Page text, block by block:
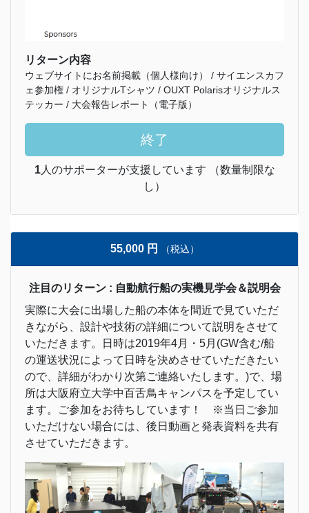
リターン内容
ウェブサイトにお名前掲載（個人様向け） / サイエンスカフ
ェ参加権 / オリジナルTシャツ / OUXT Polarisオリジナルス
テッカー / 大会報告レポート（電子版）
終了
1人のサポーターが支援しています （数量制限な
し）
55,000 円 （税込）
注目のリターン : 自動航行船の実機見学会＆説明会
実際に大会に出場した船の本体を間近で見ていただ
きながら、設計や技術の詳細について説明をさせて
いただきます。日時は2019年4月・5月(GW含む/船
の運送状況によって日時を決めさせていただきたい
ので、詳細がわかり次第ご連絡いたします。)で、場
所は大阪府立大学中百舌鳥キャンパスを予定してい
ます。ご参加をお待ちしています！ ※当日ご参加
いただけない場合には、後日動画と発表資料を共有
させていただきます。